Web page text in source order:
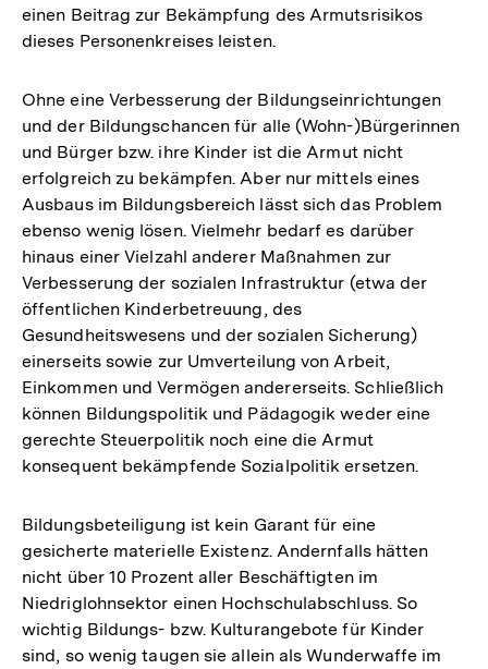
einen Beitrag zur Bekämpfung des Armutsrisikos
dieses Personenkreises leisten.
Ohne eine Verbesserung der Bildungseinrichtungen
und der Bildungschancen für alle (Wohn-)Bürgerinnen
und Bürger bzw. ihre Kinder ist die Armut nicht
erfolgreich zu bekämpfen. Aber nur mittels eines
Ausbaus im Bildungsbereich lässt sich das Problem
ebenso wenig lösen. Vielmehr bedarf es darüber
hinaus einer Vielzahl anderer Maßnahmen zur
Verbesserung der sozialen Infrastruktur (etwa der
öffentlichen Kinderbetreuung, des
Gesundheitswesens und der sozialen Sicherung)
einerseits sowie zur Umverteilung von Arbeit,
Einkommen und Vermögen andererseits. Schließlich
können Bildungspolitik und Pädagogik weder eine
gerechte Steuerpolitik noch eine die Armut
konsequent bekämpfende Sozialpolitik ersetzen.
Bildungsbeteiligung ist kein Garant für eine
gesicherte materielle Existenz. Andernfalls hätten
nicht über 10 Prozent aller Beschäftigten im
Niedriglohnsektor einen Hochschulabschluss. So
wichtig Bildungs- bzw. Kulturangebote für Kinder
sind, so wenig taugen sie allein als Wunderwaffe im